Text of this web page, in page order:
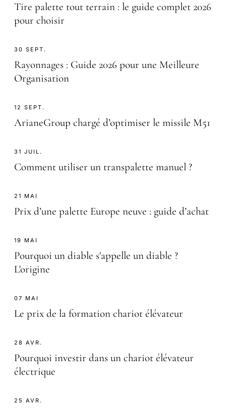
Tire palette tout terrain : le guide complet 2026
pour choisir
30 SEPT.
Rayonnages : Guide 2026 pour une Meilleure
Organisation
12 SEPT.
ArianeGroup chargé d’optimiser le missile M51
31 JUIL.
Comment utiliser un transpalette manuel ?
21 MAI
Prix d’une palette Europe neuve : guide d’achat
19 MAI
Pourquoi un diable s'appelle un diable ?
L'origine
07 MAI
Le prix de la formation chariot élévateur
28 AVR.
Pourquoi investir dans un chariot élévateur
électrique
25 AVR.